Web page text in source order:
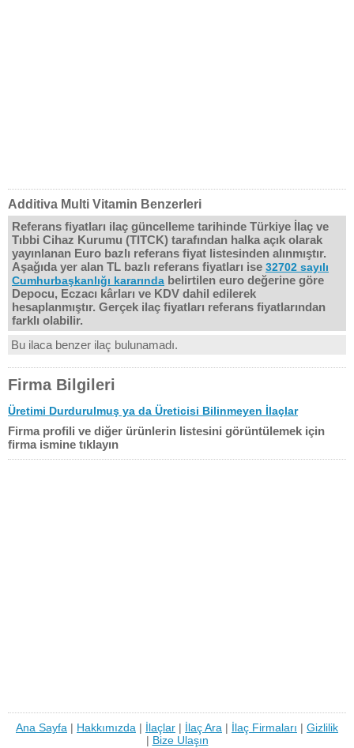
Additiva Multi Vitamin Benzerleri
Referans fiyatları ilaç güncelleme tarihinde Türkiye İlaç ve
Tıbbi Cihaz Kurumu (TITCK) tarafından halka açık olarak
yayınlanan Euro bazlı referans fiyat listesinden alınmıştır.
Aşağıda yer alan TL bazlı referans fiyatları ise 32702 sayılı
Cumhurbaşkanlığı kararında belirtilen euro değerine göre
Depocu, Eczacı kârları ve KDV dahil edilerek
hesaplanmıştır. Gerçek ilaç fiyatları referans fiyatlarından
farklı olabilir.
Bu ilaca benzer ilaç bulunamadı.
Firma Bilgileri
Üretimi Durdurulmuş ya da Üreticisi Bilinmeyen İlaçlar
Firma profili ve diğer ürünlerin listesini görüntülemek için
firma ismine tıklayın
Ana Sayfa | Hakkımızda | İlaçlar | İlaç Ara | İlaç Firmaları | Gizlilik
| Bize Ulaşın